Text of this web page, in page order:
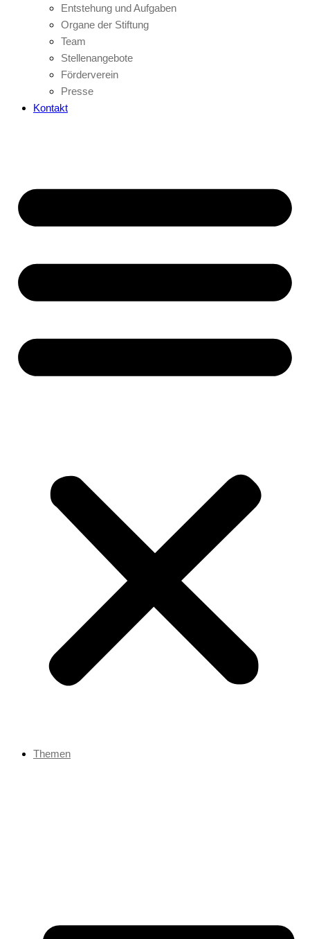
Entstehung und Aufgaben
Organe der Stiftung
Team
Stellenangebote
Förderverein
Presse
Kontakt
Themen